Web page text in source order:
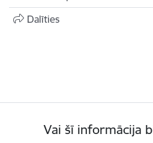
Dalīties
Vai šī informācija